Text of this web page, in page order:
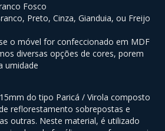
Fosco
Preto, Cinza, Gianduia, ou Freijo
o móvel for confeccionado em MDF
diversas opções de cores, porem
umidade
do tipo Paricá / Virola composto
reflorestamento sobrepostas e
outras. Neste material, é utilizado